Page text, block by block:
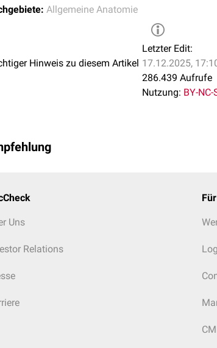
Allgemeine Anatomie
Hinweis zu diesem Artikel
Letzter Edit:
17.12.2025,
286.439 Aufrufe
Nutzung: BY-NC-
Uns
Relations